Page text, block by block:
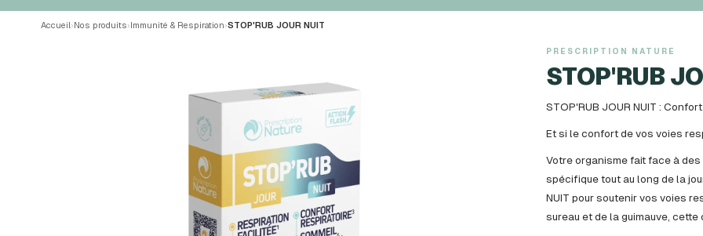
Accueil›Nos produits›Immunité & Respiration›STOP'RUB JOUR NUIT
PRESCRIPTION NATURE
STOP'RUB
STOP'RUB JOUR NUIT :
Et si le confort de vos voies
Votre organisme fait face à
spécifique tout au long de la
NUIT pour soutenir vos voies
sureau et de la guimauve,